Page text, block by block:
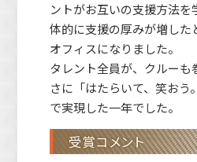
ントがお互いの支援方法を
体的に支援の厚みが増した
オフィスになりました。
タレント全員が、クルーも
さに「はたらいて、笑おう
で実現した一年でした。​
受賞コメント